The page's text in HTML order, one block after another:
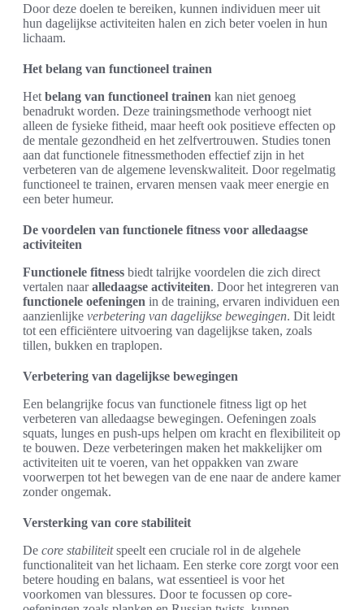
Door deze doelen te bereiken, kunnen individuen meer uit
hun dagelijkse activiteiten halen en zich beter voelen in hun
lichaam.
Het belang van functioneel trainen
Het belang van functioneel trainen kan niet genoeg
benadrukt worden. Deze trainingsmethode verhoogt niet
alleen de fysieke fitheid, maar heeft ook positieve effecten op
de mentale gezondheid en het zelfvertrouwen. Studies tonen
aan dat functionele fitnessmethoden effectief zijn in het
verbeteren van de algemene levenskwaliteit. Door regelmatig
functioneel te trainen, ervaren mensen vaak meer energie en
een beter humeur.
De voordelen van functionele fitness voor alledaagse
activiteiten
Functionele fitness biedt talrijke voordelen die zich direct
vertalen naaralledaagse activiteiten. Door het integreren van
functionele oefeningen in de training, ervaren individuen een
aanzienlijke verbetering van dagelijkse bewegingen. Dit leidt
tot een efficiëntere uitvoering van dagelijkse taken, zoals
tillen, bukken en traplopen.
Verbetering van dagelijkse bewegingen
Een belangrijke focus van functionele fitness ligt op het
verbeteren van alledaagse bewegingen. Oefeningen zoals
squats, lunges en push-ups helpen om kracht en flexibiliteit op
te bouwen. Deze verbeteringen maken het makkelijker om
activiteiten uit te voeren, van het oppakken van zware
voorwerpen tot het bewegen van de ene naar de andere kamer
zonder ongemak.
Versterking van core stabiliteit
De core stabiliteitspeelt een cruciale rol in de algehele
functionaliteit van het lichaam. Een sterke core zorgt voor een
betere houding en balans, wat essentieel is voor het
voorkomen van blessures. Door te focussen op core-